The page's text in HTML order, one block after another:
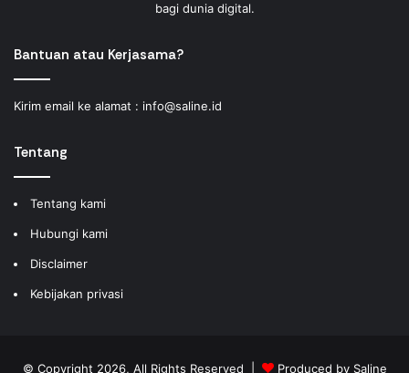
bagi dunia digital.
Bantuan atau Kerjasama?
Kirim email ke alamat : info@saline.id
Tentang
Tentang kami
Hubungi kami
Disclaimer
Kebijakan privasi
© Copyright 2026, All Rights Reserved | Produced by Saline